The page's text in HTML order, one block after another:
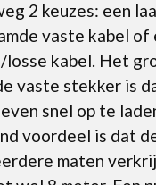
2 keuzes: een
vaste kabel of
losse kabel. Het
vaste stekker is
snel op te
voordeel is dat
maten